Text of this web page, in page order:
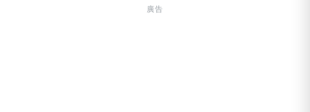
廣告